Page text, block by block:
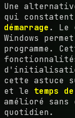
Une
qui
démarrage . Le
Windows
programme.
cette astuce
et le temps
amélioré sans
quotidien.